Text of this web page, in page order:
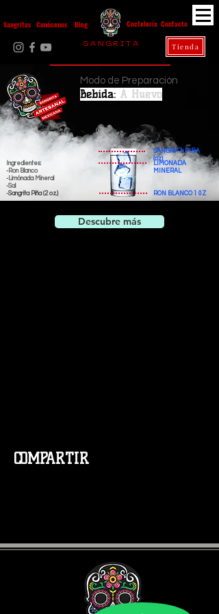
Sangritas Conócenos Contacto
Blog Coctelería
Tienda
S A N G R I T A
Modo de Preparación
RON BLANCO1 0Z
Ingredientes:
-Ron Blanco
-Limónada Mineral
-Sal
-Sangrita Piña (2 oz.)
LIMONADA
MINERAL
SANGRITA PIÑA
(oz)
Bebida: A Huevo
Descubre más
COMPARTIR